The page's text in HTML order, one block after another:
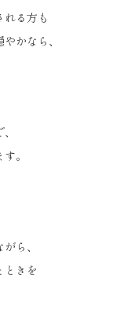
る方も
かなら、
。
ら、
ときを